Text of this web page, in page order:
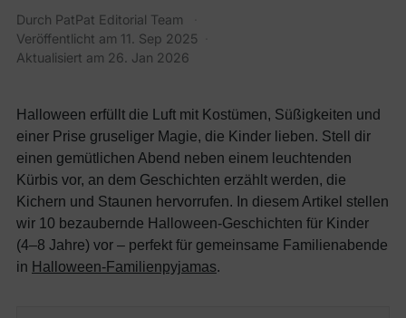
Durch PatPat Editorial Team
Veröffentlicht am 11. Sep 2025
Aktualisiert am 26. Jan 2026
Halloween erfüllt die Luft mit Kostümen, Süßigkeiten und
einer Prise gruseliger Magie, die Kinder lieben. Stell dir
einen gemütlichen Abend neben einem leuchtenden
Kürbis vor, an dem Geschichten erzählt werden, die
Kichern und Staunen hervorrufen. In diesem Artikel stellen
wir 10 bezaubernde Halloween-Geschichten für Kinder
(4–8 Jahre) vor – perfekt für gemeinsame Familienabende
in Halloween-Familienpyjamas.